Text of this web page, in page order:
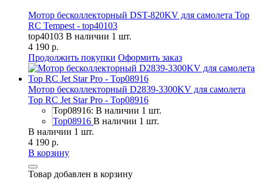
Мотор бесколлекторный DST-820KV для самолета Top
RC Tempest - top40103
top40103 В наличии 1 шт.
4 190 р.
Продолжить покупки Оформить заказ
Мотор бесколлекторный D2839-3300KV для самолета
Top RC Jet Star Pro - Top08916
Top08916: В наличии 1 шт.
Top08916 В наличии 1 шт.
В наличии 1 шт.
4 190 р.
В корзину
Товар добавлен в корзину